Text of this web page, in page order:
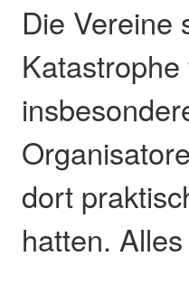
Die Vereine
dort
hatten.